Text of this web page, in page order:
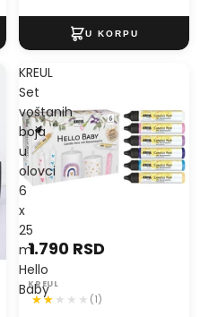
KREUL
Set
voštanih
boja
u
olovci
6
x
25
ml
Hello
Baby
1.790 RSD
KREUL
(1)